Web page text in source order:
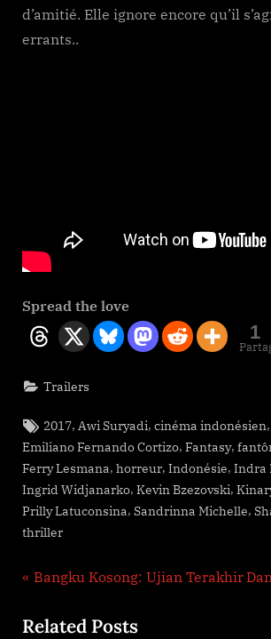
d’amitié. Elle ignore encore qu’il
errants..
Spread the love
1
Trailers
Tags:
2017, Awi Suryadi,cinéma indonésien
Emiliano Fernando Cortizo, Fantasy,
Ferry Lesmana, horreur, Indonésie, Indra
Ingrid Widjanarko, Kevin Bzezovski,
Prilly Latuconsina, Sandrinna Michelle,
thriller
Navigation
de
P
e
Bangku Kosong: Ujian TerakhirN
Related Posts